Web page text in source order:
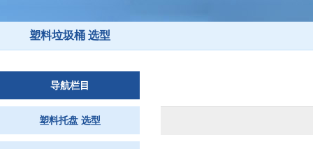
塑料垃圾桶 选型
导航栏目
塑料托盘 选型